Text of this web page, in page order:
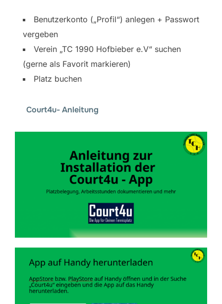
Benutzerkonto („Profil“) anlegen + Passwort
vergeben
Verein „TC 1990 Hofbieber e.V“ suchen
(gerne als Favorit markieren)
Platz buchen
Court4u- Anleitung